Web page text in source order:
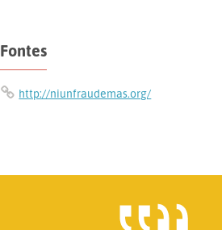
Fontes
http://niunfraudemas.org/